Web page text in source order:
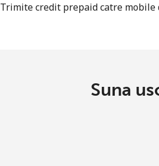
Trimite credit prepaid catre
Suna